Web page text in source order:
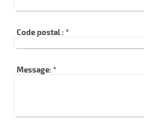
Code postal : *
Message: *